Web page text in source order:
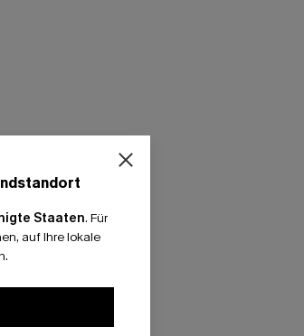
Staaten. Für
auf Ihre lokale